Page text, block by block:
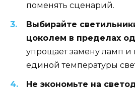
поменять сценарий.
Выбирайте
цоколем в пределах
упрощает замену ламп
единой температуры
Не экономьте на